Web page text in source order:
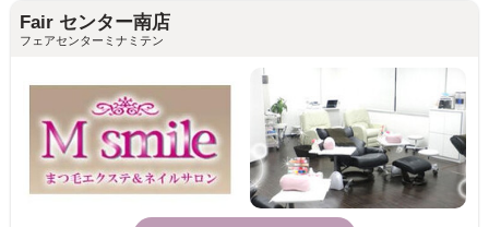
Fair センター南店
フェアセンターミナミテン